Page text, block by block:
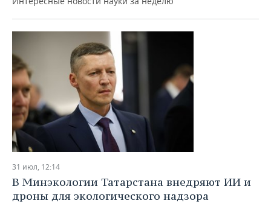
31 июл, 12:14
В Минэкологии Татарстана внедряют ИИ и
дроны для экологического надзора